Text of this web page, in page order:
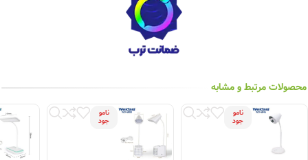
محصولات مرتبط و مشابه
نامو
جود
نامو
جود